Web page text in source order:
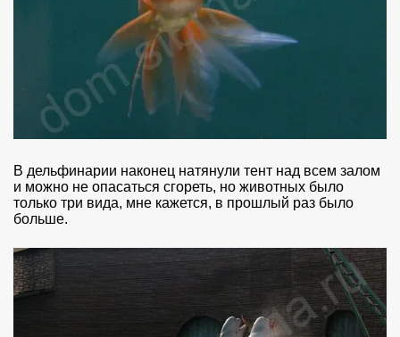
В дельфинарии наконец натянули тент над всем залом
и можно не опасаться сгореть, но животных было
только три вида, мне кажется, в прошлый раз было
больше.